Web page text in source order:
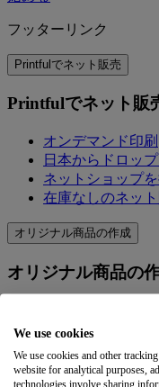
フッターリンク
Printfulでネット販売
Printfulでネット販
オンデマンド印刷
日本からドロッ
ネットショップ
在庫なしのネッ
オリジナル商品の作成
オリジナル商品の
オリジナル商品を
Printfulの品質
デザイン作成ツ
We use cookies
We use cookies and other
website for analytical purposes,
technologies involve sharing